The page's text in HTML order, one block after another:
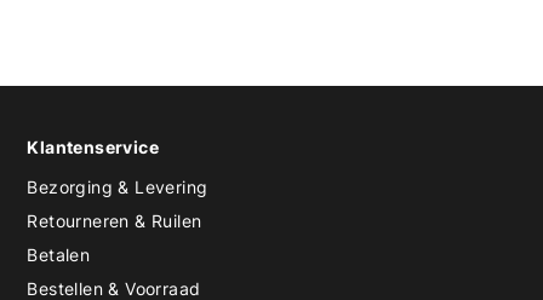
Klantenservice
Bezorging & Levering
Retourneren & Ruilen
Betalen
Bestellen & Voorraad